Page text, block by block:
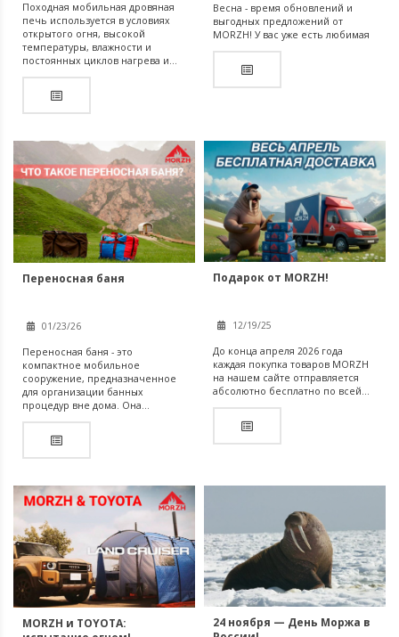
Походная мобильная дровяная
печь используется в условиях
открытого огня, высокой
температуры, влажности и
постоянных циклов нагрева и...
Весна - время обновлений и
выгодных предложений от
MORZH! У вас уже есть любимая
Переносная баня
01/23/26
Переносная баня - это
компактное мобильное
сооружение, предназначенное
для организации банных
процедур вне дома. Она...
Подарок от MORZH!
12/19/25
До конца апреля 2026 года
каждая покупка товаров MORZH
на нашем сайте отправляется
абсолютно бесплатно по всей...
MORZH и TOYOTA:
24 ноября — День Моржа в